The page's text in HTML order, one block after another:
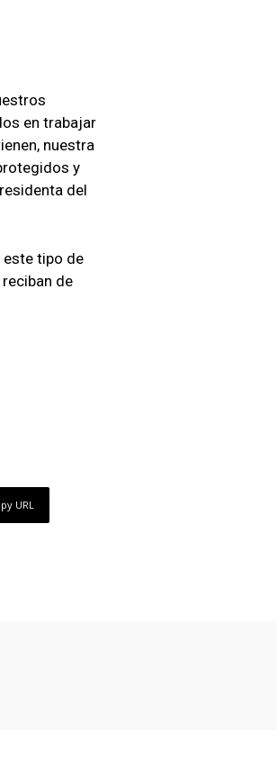
en trabajar
nuestra
y
del
este tipo de
de
URL